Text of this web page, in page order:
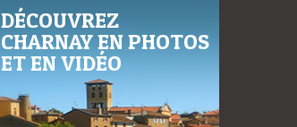
DÉCOUVREZ
CHARNAY EN PHOTOS
ET EN VIDÉO